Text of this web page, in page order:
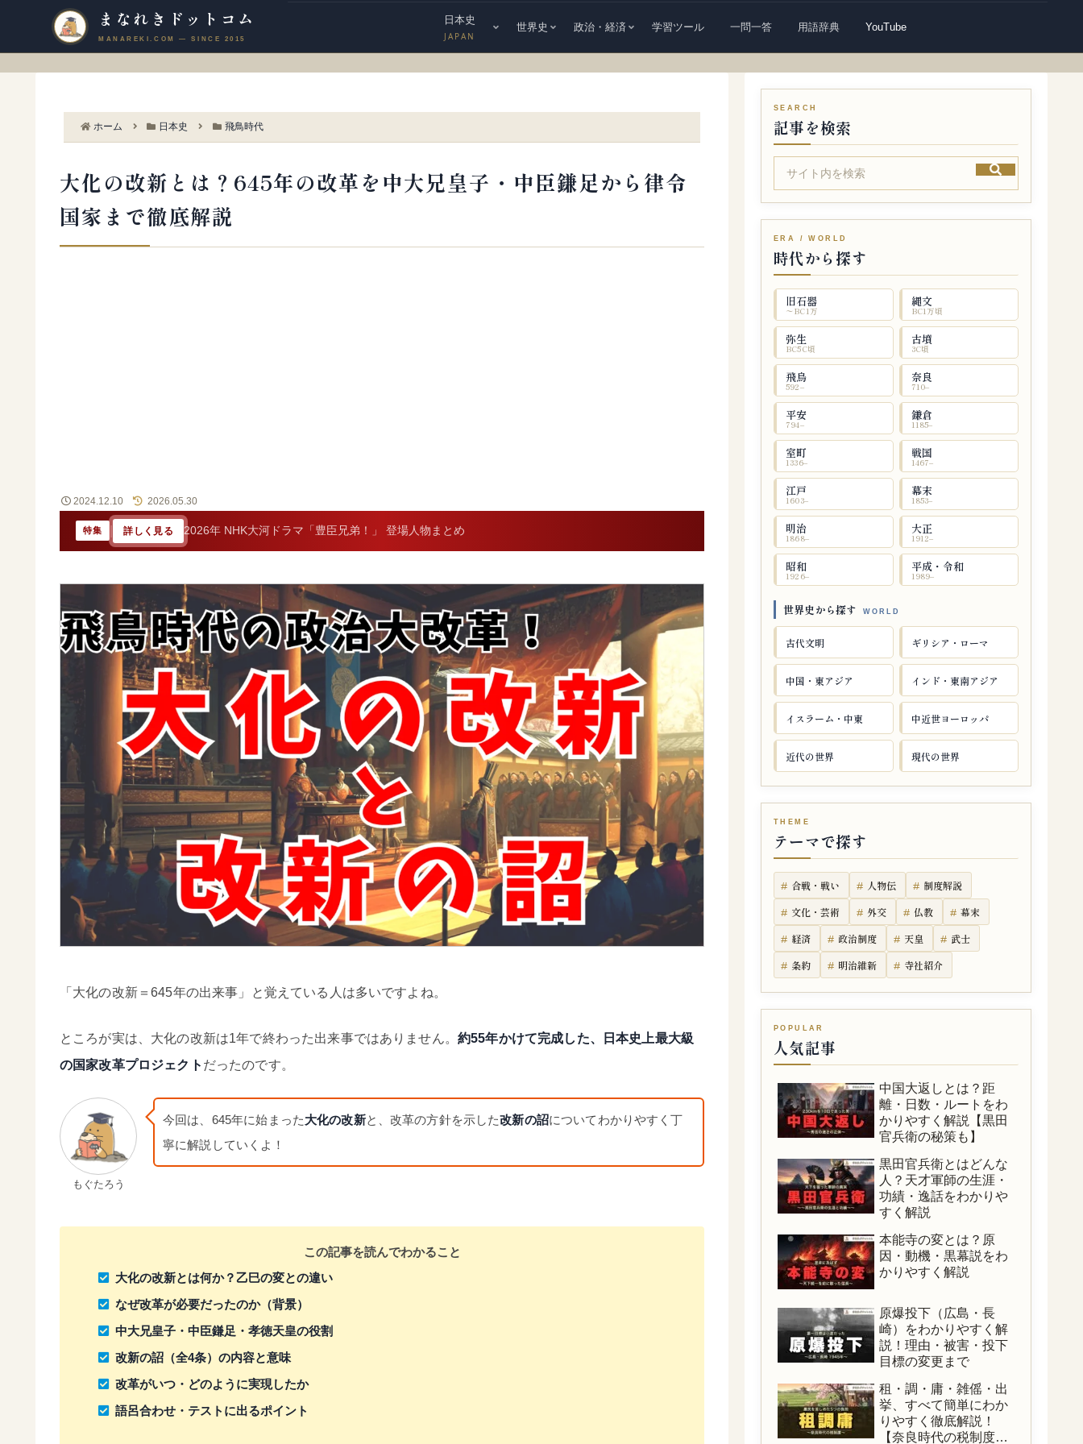
まなれきドットコム 日本史
JAPAN
世界史 政治・経済 学習ツール 一問一答 用語辞典 YouTube
ホーム 日本史 飛鳥時代
大化の改新とは？645年の改革を中大兄皇子・中臣鎌足から律令
国家まで徹底解説
2024.12.10 2026.05.30
特集 詳しく見る 2026年 NHK大河ドラマ「豊臣兄弟！」 登場人物まとめ
「大化の改新＝645年の出来事」と覚えている人は多いですよね。
ところが実は、大化の改新は1年で終わった出来事ではありません。 約55年かけて完成した、日本史上最大級
の国家改革プロジェクト だったのです。
もぐたろう
今回は、645年に始まった大化の改新と、改革の方針を示した改新の詔についてわかりやすく丁
寧に解説していくよ！
この記事を読んでわかること
大化の改新とは何か？乙巳の変との違い
なぜ改革が必要だったのか（背景）
中大兄皇子・中臣鎌足・孝徳天皇の役割
改新の詔（全4条）の内容と意味
改革がいつ・どのように実現したか
語呂合わせ・テストに出るポイント
記事を検索
時代から探す
旧石器
〜BC1万
縄文
BC1万頃
弥生
BC5C頃
古墳
3C頃
飛鳥
592–
奈良
710–
平安
794–
鎌倉
1185–
室町
1336–
戦国
1467–
江戸
1603–
幕末
1853–
明治
1868–
大正
1912–
昭和
1926–
平成・令和
1989–
世界史から探す
古代文明 ギリシア・ローマ
中国・東アジア インド・東南アジア
イスラーム・中東 中近世ヨーロッパ
近代の世界 現代の世界
テーマで探す
合戦・戦い 人物伝
制度解説
文化・芸術
外交 仏教
幕末
経済
政治制度 天皇
武士
条約
明治維新 寺社紹介
人気記事
中国大返しとは？距
離・日数・ルートをわ
かりやすく解説【黒田
官兵衛の秘策も】
黒田官兵衛とはどんな
人？天才軍師の生涯・
功績・逸話をわかりや
すく解説
本能寺の変とは？原
因・動機・黒幕説をわ
かりやすく解説
原爆投下（広島・長
崎）をわかりやすく解
説！理由・被害・投下
目標の変更まで
租・調・庸・雑傜・出
挙、すべて簡単にわか
りやすく徹底解説！
【奈良時代の税制度を